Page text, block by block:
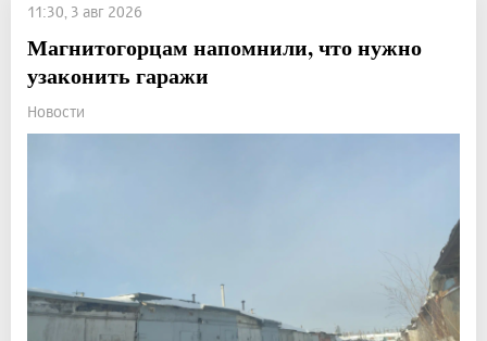
11:30, 3 авг 2026
Магнитогорцам напомнили, что нужно
узаконить гаражи
Новости